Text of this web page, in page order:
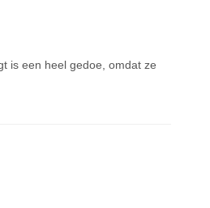
is een heel gedoe, omdat ze